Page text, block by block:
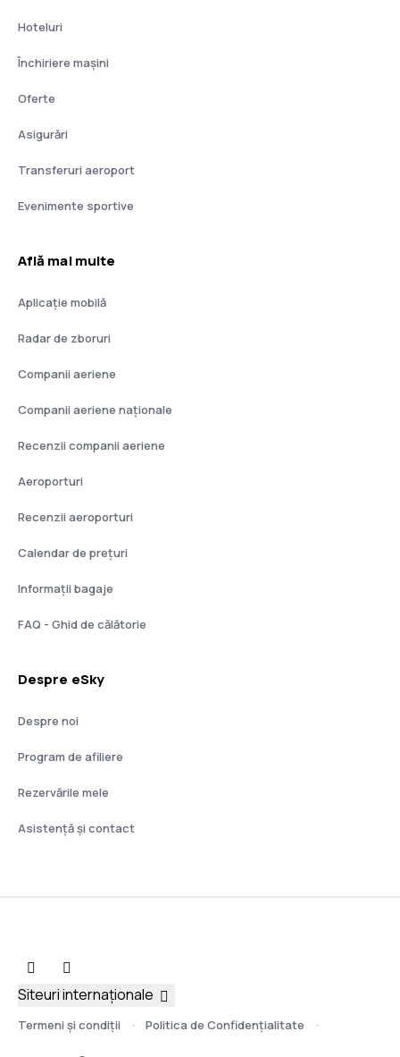
Hoteluri
Închiriere mașini
Oferte
Asigurări
Transferuri aeroport
Evenimente sportive
Află mai multe
Aplicație mobilă
Radar de zboruri
Companii aeriene
Companii aeriene naţionale
Recenzii companii aeriene
Aeroporturi
Recenzii aeroporturi
Calendar de prețuri
Informații bagaje
FAQ - Ghid de călătorie
Despre eSky
Despre noi
Program de afiliere
Rezervările mele
Asistenţă şi contact
Termeni şi condiţii Politica de Confidențialitate
Siteuri internaționale